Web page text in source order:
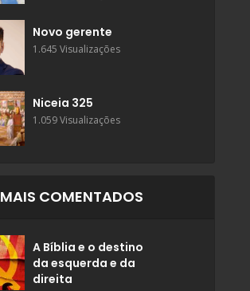
Novo gerente
1.645 Visualizações
Niceia 325
1.059 Visualizações
MAIS COMENTADOS
A Bíblia e o destino
da esquerda e da
direita